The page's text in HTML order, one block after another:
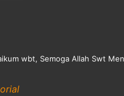
wbt, Semoga Allah Swt